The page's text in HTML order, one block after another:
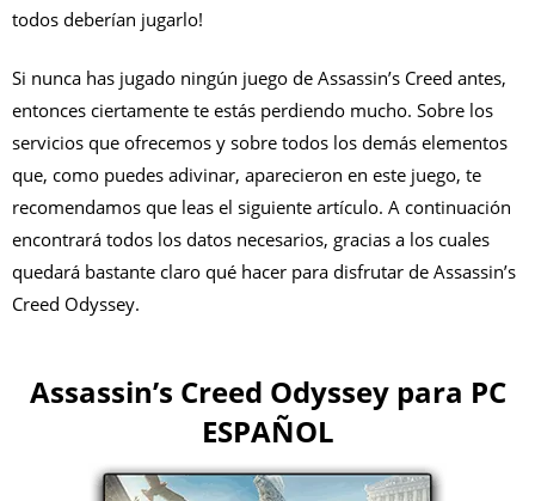
todos deberían jugarlo!
Si nunca has jugado ningún juego de Assassin’s Creed antes,
entonces ciertamente te estás perdiendo mucho. Sobre los
servicios que ofrecemos y sobre todos los demás elementos
que, como puedes adivinar, aparecieron en este juego, te
recomendamos que leas el siguiente artículo. A continuación
encontrará todos los datos necesarios, gracias a los cuales
quedará bastante claro qué hacer para disfrutar de Assassin’s
Creed Odyssey.
Assassin’s Creed Odyssey para PC
ESPAÑOL